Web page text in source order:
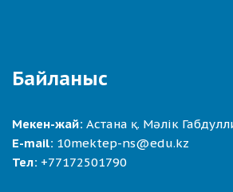
Байланыс
Мекен-жай: Астана қ. Мәлік
E-mail: 10mektep-ns@edu.kz
Тел: +77172501790